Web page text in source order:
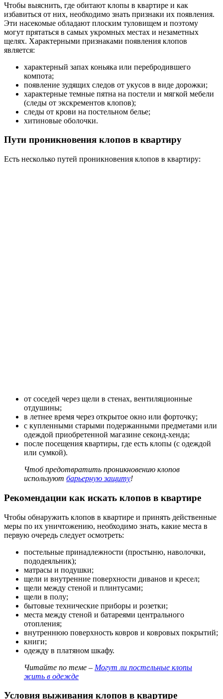
Чтобы выяснить, где обитают клопы в квартире и как
избавиться от них, необходимо знать признаки их появления.
Эти насекомые обладают плоским туловищем и поэтому
могут прятаться в самых укромных местах и незаметных
щелях. Характерными признаками появления клопов
является:
характерный запах коньяка или перебродившего
компота;
появление зудящих следов от укусов в виде дорожки;
характерные темные пятна на постели и мягкой мебели
(следы от экскрементов клопов);
следы от крови на постельном белье;
хитиновые оболочки.
Пути проникновения клопов в квартиру
Есть несколько путей проникновения клопов в квартиру:
от соседей через щели в стенах, вентиляционные
отдушины;
в летнее время через открытое окно или форточку;
с купленными старыми подержанными предметами или
одеждой приобретенной магазине секонд-хенда;
после посещения квартиры, где есть клопы (с одеждой
или сумкой).
Чтоб предотвратить проникновению клопов
используют барьерную защиту!
Рекомендации как искать клопов в квартире
Чтобы обнаружить клопов в квартире и принять действенные
меры по их уничтожению, необходимо знать, какие места в
первую очередь следует осмотреть:
постельные принадлежности (простыню, наволочки,
пододеяльник);
матрасы и подушки;
щели и внутренние поверхности диванов и кресел;
щели между стеной и плинтусами;
щели в полу;
бытовые технические приборы и розетки;
места между стеной и батареями центрального
отопления;
внутреннюю поверхность ковров и ковровых покрытий;
книги;
одежду в платяном шкафу.
Читайте по теме – Могут ли постельные клопы
жить в одежде
Условия выживания клопов в квартире